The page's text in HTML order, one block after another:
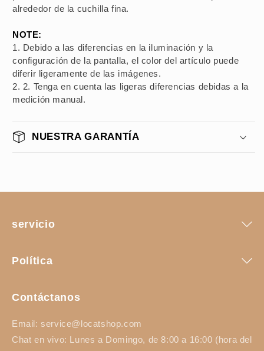
alrededor de la cuchilla fina.
NOTE:
1. Debido a las diferencias en la iluminación y la
configuración de la pantalla, el color del artículo puede
diferir ligeramente de las imágenes.
2. 2. Tenga en cuenta las ligeras diferencias debidas a la
medición manual.
NUESTRA GARANTÍA
servicio
Política
Contáctanos
Email: service@locatshop.com
Chat en vivo: Lunes a Domingo, de 8:00 a 16:00 (hora del